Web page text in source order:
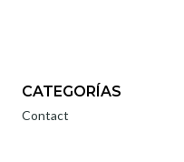
CATEGORÍAS
Contact